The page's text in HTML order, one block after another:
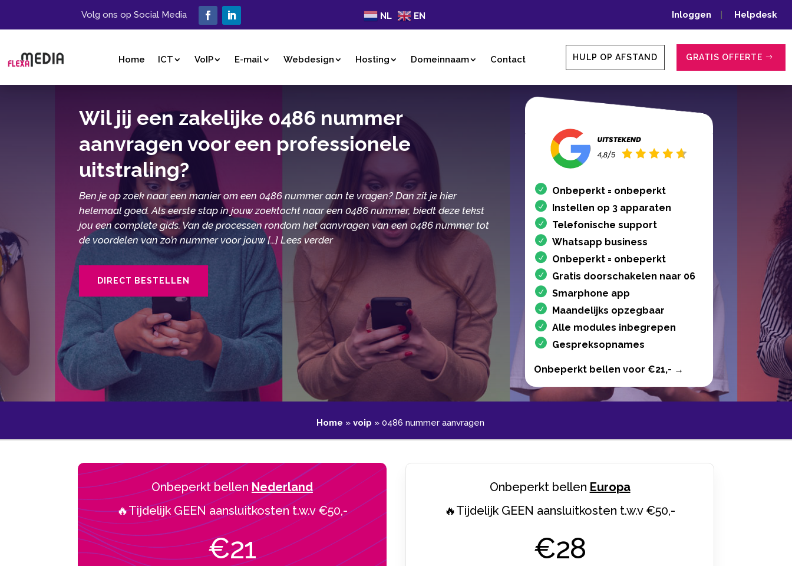
Volg ons op Social Media NL EN Inloggen | Helpdesk
Home ICT VoIP E-mail Webdesign Hosting Domeinnaam Contact HULP OP AFSTAND GRATIS OFFERTE
Wil jij een zakelijke 0486 nummer
aanvragen voor een professionele
uitstraling?
Ben je op zoek naar een manier om een 0486 nummer aan te vragen? Dan zit je hier
helemaal goed. Als eerste stap in jouw zoektocht naar een 0486 nummer, biedt deze tekst
jou een complete gids. Van de processen rondom het aanvragen van een 0486 nummer tot
de voordelen van zo’n nummer voor jouw […] Lees verder
DIRECT BESTELLEN
Onbeperkt = onbeperkt
Instellen op 3 apparaten
Telefonische support
Whatsapp business
Onbeperkt = onbeperkt
Gratis doorschakelen naar 06
Smarphone app
Maandelijks opzegbaar
Alle modules inbegrepen
Gespreksopnames
Onbeperkt bellen voor €21,- →
Home » voip » 0486 nummer aanvragen
Onbeperkt bellenNederland
🔥Tijdelijk GEEN aansluitkosten t.w.v €50,-
€21
Onbeperkt bellen Europa
🔥Tijdelijk GEEN aansluitkosten t.w.v €50,-
€28